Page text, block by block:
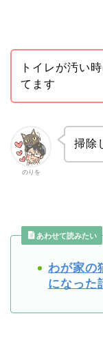
トイレが汚い
てます
のりを
掃除
あわせて読みたい
わが家の
になった